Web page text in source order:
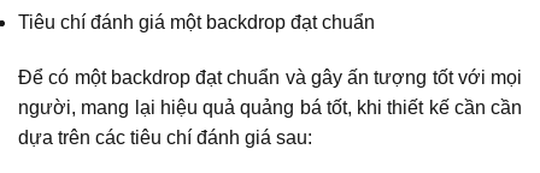
Tiêu chí đánh giá một backdrop đạt chuẩn
Để có một backdrop đạt chuẩn và gây ấn tượng tốt với mọi
người, mang lại hiệu quả quảng bá tốt, khi thiết kế cần cần
dựa trên các tiêu chí đánh giá sau: